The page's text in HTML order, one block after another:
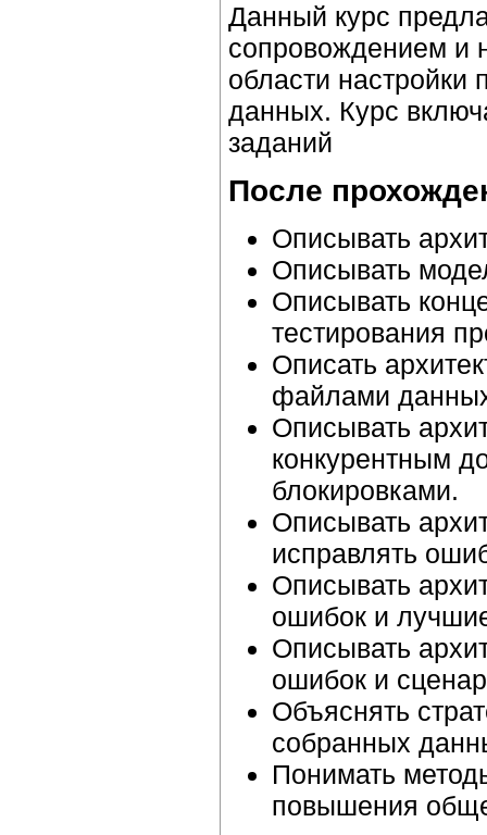
Данный курс
сопровождением и
области настройки
данных. Курс
заданий
После
Описывать
Описывать
Описывать
тестирования
Описать
файлами
Описывать
конкурентным
блокировками.
Описывать
исправлять
Описывать
ошибок и
Описывать
ошибок и
Объяснять
собранных
Понимать
повышения